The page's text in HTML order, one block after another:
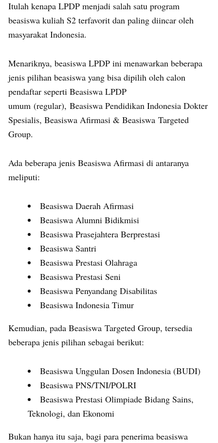
Itulah kenapa LPDP menjadi salah satu program
beasiswa kuliah S2 terfavorit dan paling diincar oleh
masyarakat Indonesia.
Menariknya, beasiswa LPDP ini menawarkan beberapa
jenis pilihan beasiswa yang bisa dipilih oleh calon
pendaftar seperti Beasiswa LPDP
umum (regular), Beasiswa Pendidikan Indonesia Dokter
Spesialis, Beasiswa Afirmasi & Beasiswa Targeted
Group.
Ada beberapa jenis Beasiswa Afirmasi di antaranya
meliputi:
Beasiswa Daerah Afirmasi
Beasiswa Alumni Bidikmisi
Beasiswa Prasejahtera Berprestasi
Beasiswa Santri
Beasiswa Prestasi Olahraga
Beasiswa Prestasi Seni
Beasiswa Penyandang Disabilitas
Beasiswa Indonesia Timur
Kemudian, pada Beasiswa Targeted Group, tersedia
beberapa jenis pilihan sebagai berikut:
Beasiswa Unggulan Dosen Indonesia (BUDI)
Beasiswa PNS/TNI/POLRI
Beasiswa Prestasi Olimpiade Bidang Sains,
Teknologi, dan Ekonomi
Bukan hanya itu saja, bagi para penerima beasiswa